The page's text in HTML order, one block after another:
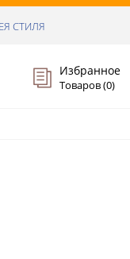
СТИЛЯ
Избранное
Товаров (0)